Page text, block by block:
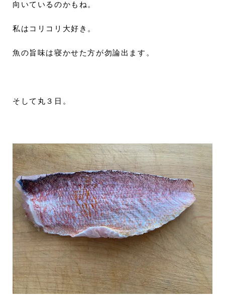
向いているのかもね。
私はコリコリ大好き。
魚の旨味は寝かせた方が勿論出ます。
そして丸３日。